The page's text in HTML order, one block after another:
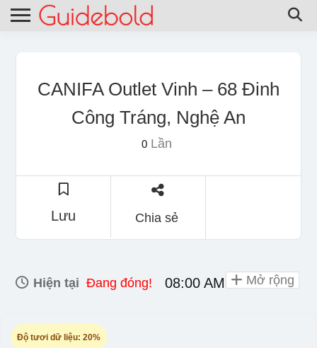
CANIFA Outlet Vinh – 68 Đinh
Công Tráng, Nghệ An
0Lần
Lưu Chia sẻ
Hiện tại Đang đóng! 08:00 AM - 10:00 PM
Độ tươi dữ liệu: 20%
Mở rộng